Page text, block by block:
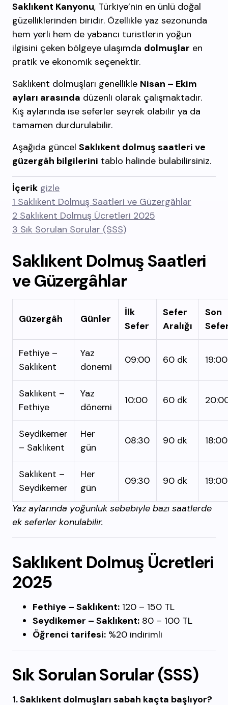
Saklıkent Kanyonu, Türkiye’nin en ünlü doğal
güzelliklerinden biridir. Özellikle yaz sezonunda
hem yerli hem de yabancı turistlerin yoğun
ilgisini çeken bölgeye ulaşımda dolmuşlar en
pratik ve ekonomik seçenektir.
Saklıkent dolmuşları genellikle Nisan – Ekim
ayları arasında düzenli olarak çalışmaktadır.
Kış aylarında ise seferler seyrek olabilir ya da
tamamen durdurulabilir.
Aşağıda güncel Saklıkent dolmuş saatleri ve
güzergâh bilgilerini tablo halinde bulabilirsiniz.
İçerik gizle
1 Saklıkent Dolmuş Saatleri ve Güzergâhlar
2 Saklıkent Dolmuş Ücretleri 2025
3 Sık Sorulan Sorular (SSS)
Saklıkent Dolmuş Saatleri
ve Güzergâhlar
Güzergâh Günler
İlk
Sefer
Sefer
Aralığı
Son
Fethiye –
Saklıkent
Yaz
dönemi
09:00 60 dk 19:00
Saklıkent –
Fethiye
Yaz
dönemi
10:00 60 dk
Seydikemer
– Saklıkent
Her
gün
08:30 90 dk 18:00
Saklıkent –
Seydikemer
Her
gün
09:30 90 dk 19:00
Yaz aylarında yoğunluk sebebiyle bazı saatlerde
ek seferler konulabilir.
Saklıkent Dolmuş Ücretleri
2025
Fethiye – Saklıkent: 120 – 150 TL
Seydikemer – Saklıkent: 80 – 100 TL
Öğrenci tarifesi: %20 indirimli
Sık Sorulan Sorular (SSS)
1. Saklıkent dolmuşları sabah kaçta başlıyor?